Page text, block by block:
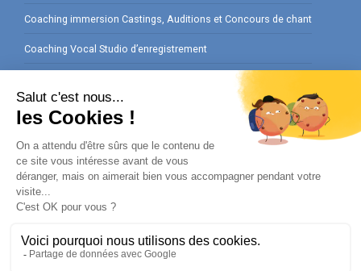
Coaching immersion Castings, Auditions et Concours de chant
Coaching Vocal Studio d’enregistrement
Ateliers Cours de chant en Entreprise
Cours de chant Privé pour vos Événements